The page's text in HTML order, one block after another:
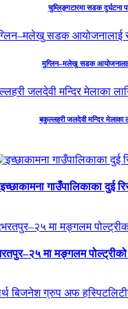
चुम्लिङ्गटारमा सडक दुर्घटना
मुग्लिन–मलेखु सडक आयोजनालाई
बकुल्लहरी जलदेवी मन्दिर मेलाका
इच्छाकामना गाउँपालिकाका दुई
मा मङ्गलम